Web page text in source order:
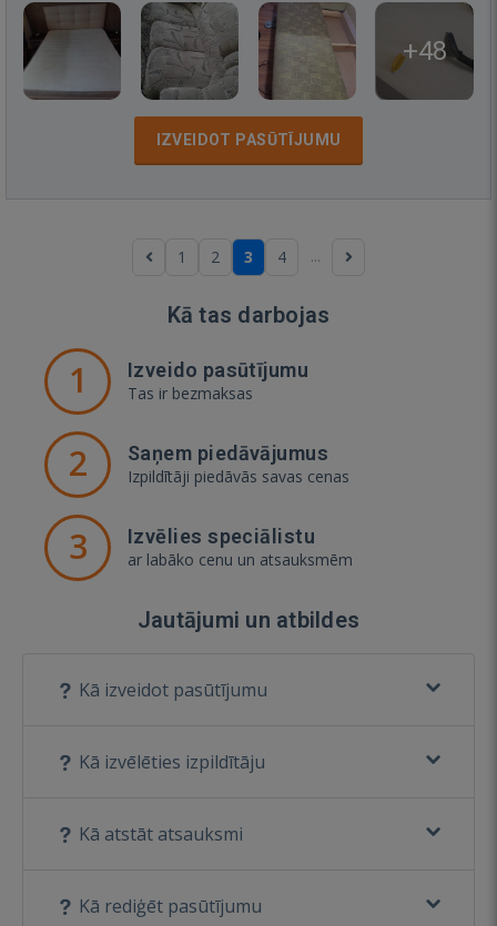
+48
IZVEIDOT PASŪTĪJUMU
1 2 3 4 ...
Kā tas darbojas
1 Izveido pasūtījumu
Tas ir bezmaksas
2 Saņem piedāvājumus
Izpildītāji piedāvās savas cenas
3 Izvēlies speciālistu
ar labāko cenu un atsauksmēm
Jautājumi un atbildes
Kā izveidot pasūtījumu
Kā izvēlēties izpildītāju
Kā atstāt atsauksmi
Kā rediģēt pasūtījumu